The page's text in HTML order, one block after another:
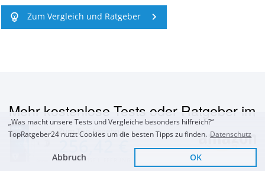
Zum Top Angebot
KOSTENLOSE LIEFERUNG
Zum Vergleich und Ratgeber
Mehr kostenlose Tests oder Ratgeber im
BereichZahnpflege
„Was macht unsere Tests und Vergleiche besonders hilfreich?“
TopRatgeber24 nutzt Cookies um die besten Tipps zu finden. Datenschutz
Abbruch OK